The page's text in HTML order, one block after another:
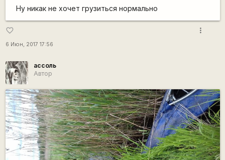
Ну никак не хочет грузиться нормально
favorite_border
6 Июн, 2017 17:56
more_vert
ассоль
Автор